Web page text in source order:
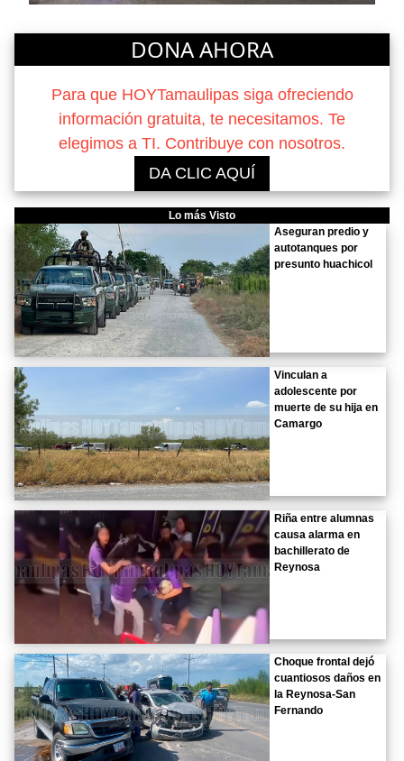
DONA AHORA
Para que HOYTamaulipas siga ofreciendo
información gratuita, te necesitamos. Te
elegimos a TI. Contribuye con nosotros.
DA CLIC AQUÍ
Lo más Visto
Aseguran predio y
autotanques por
presunto huachicol
Vinculan a
adolescente por
muerte de su hija en
Camargo
Riña entre alumnas
causa alarma en
bachillerato de
Reynosa
Choque frontal dejó
cuantiosos daños en
la Reynosa-San
Fernando